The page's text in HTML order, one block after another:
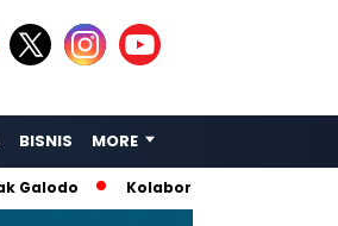
BISNIS MORE
Kolaborasi Rescue: Amphibi